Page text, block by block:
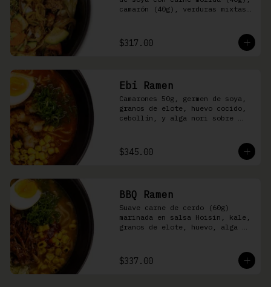
camarón (40g), verduras mixtas
$317.00
Ebi Ramen
Camarones 50g, germen de soya,
granos de elote, huevo cocido,
cebollín, y alga nori sobre
$345.00
BBQ Ramen
Suave carne de cerdo (60g)
marinada en salsa Hoisin, kale,
granos de elote, huevo, alga
cerdo
$337.00